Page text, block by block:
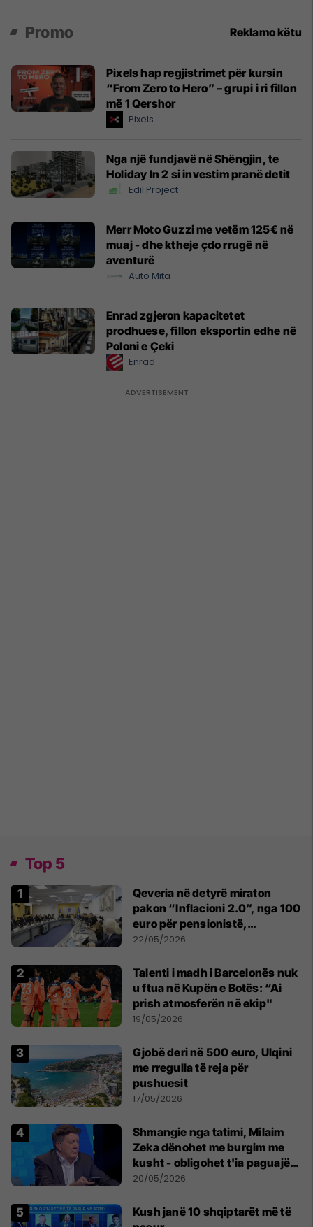
Promo Reklamo këtu
Pixels hap regjistrimet për kursin
“From Zero to Hero” – grupi i ri fillon
më 1 Qershor
Pixels
Nga një fundjavë në Shëngjin, te
Holiday In 2 si investim pranë detit
Edil Project
Merr Moto Guzzi me vetëm 125€ në
muaj - dhe ktheje çdo rrugë në
aventurë
Auto Mita
Enrad zgjeron kapacitetet
prodhuese, fillon eksportin edhe në
Poloni e Çeki
Enrad
Top 5
Qeveria në detyrë miraton
pakon “Inflacioni 2.0”, nga 100
euro për pensionistë,
punëtorët privat, fëmijë dhe
22/05/2026
Talenti i madh i Barcelonës nuk
u ftua në Kupën e Botës: “Ai
prish atmosferën në ekip"
19/05/2026
Gjobë deri në 500 euro, Ulqini
me rregulla të reja për
pushuesit
17/05/2026
Shmangie nga tatimi, Milaim
Zeka dënohet me burgim me
kusht - obligohet t'ia paguajë
ATK-së 81 mijë euro
20/05/2026
Kush janë 10 shqiptarët më të